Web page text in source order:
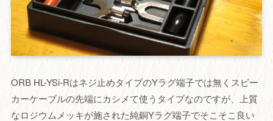
ORB HL-YSi-Rはネジ止めタイプのYラグ端子では無くスピー
カーケーブルの先端にカシメて使うタイプなのですが、上質
なロジウムメッキが施された純銅Yラグ端子でそこそこ良い